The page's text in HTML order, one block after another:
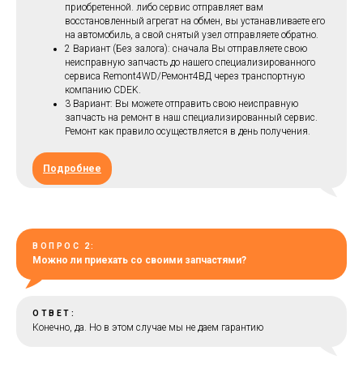
приобретенной. либо сервис отправляет вам
восстановленный агрегат на обмен, вы устанавливаете его
на автомобиль, а свой снятый узел отправляете обратно.
2 Вариант (Без залога): сначала Вы отправляете свою
неисправную запчасть до нашего специализированного
сервиса Remont4WD/Ремонт4ВД через транспортную
компанию CDEK.
3 Вариант: Вы можете отправить свою неисправную
запчасть на ремонт в наш специализированный сервис.
Ремонт как правило осуществляется в день получения.
Подробнее
ВОПРОС 2:
Можно ли приехать со своими запчастями?
ОТВЕТ:
Конечно, да. Но в этом случае мы не даем гарантию